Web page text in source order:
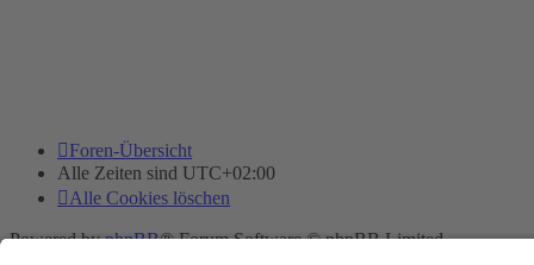
Foren-Übersicht
Alle Zeiten sind UTC+02:00
Alle Cookies löschen
Powered byphpBB® Forum Software © phpBB Limited